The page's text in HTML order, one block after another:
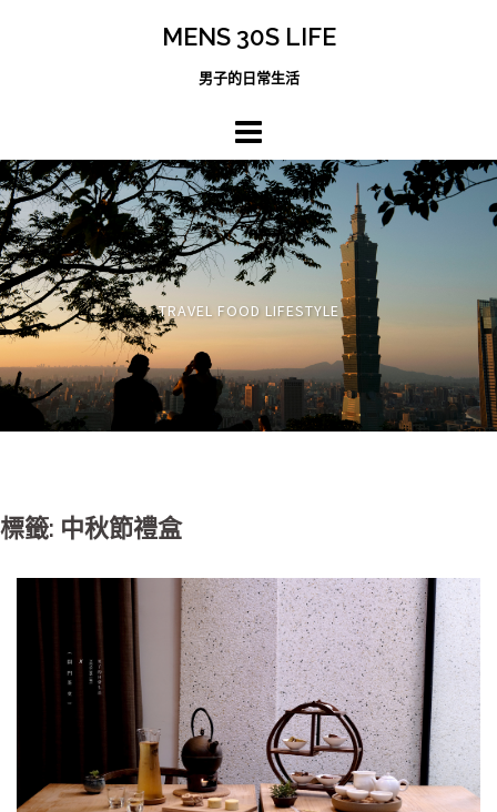
MENS 30S LIFE
男子的日常生活
TRAVEL FOOD LIFESTYLE
標籤: 中秋節禮盒